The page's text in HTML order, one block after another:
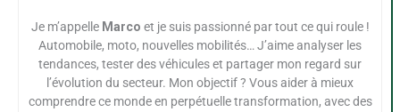
Je m’appelle Marco et je suis passionné par tout ce qui roule !
Automobile, moto, nouvelles mobilités… J’aime analyser les
tendances, tester des véhicules et partager mon regard sur
l’évolution du secteur. Mon objectif ? Vous aider à mieux
comprendre ce monde en perpétuelle transformation, avec des